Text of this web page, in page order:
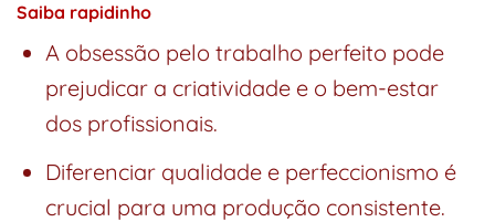
Saiba rapidinho
A obsessão pelo trabalho perfeito pode
prejudicar a criatividade e o bem-estar
dos profissionais.
Diferenciar qualidade e perfeccionismo é
crucial para uma produção consistente.